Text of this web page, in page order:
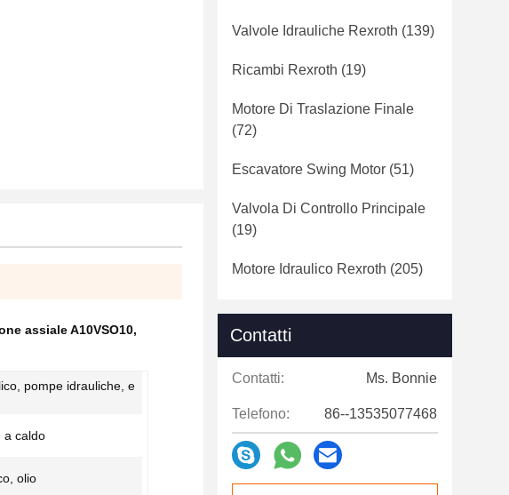
assiale A10VSO10,
pompe idrauliche, e
a caldo
olio
Valvole Idrauliche Rexroth (139)
Ricambi Rexroth (19)
Motore Di Traslazione Finale
(72)
Escavatore Swing Motor (51)
Valvola Di Controllo Principale
(19)
Motore Idraulico Rexroth (205)
Contatti
Contatti: Ms. Bonnie
Telefono: 86--13535077468